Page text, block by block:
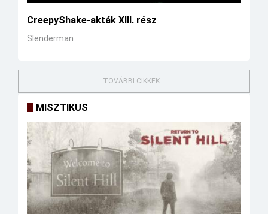
CreepyShake-akták XIII. rész
Slenderman
TOVÁBBI CIKKEK...
MISZTIKUS